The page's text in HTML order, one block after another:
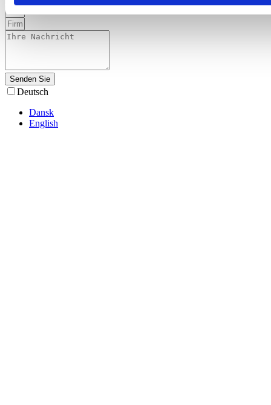
Senden Sie
Deutsch
Dansk
English